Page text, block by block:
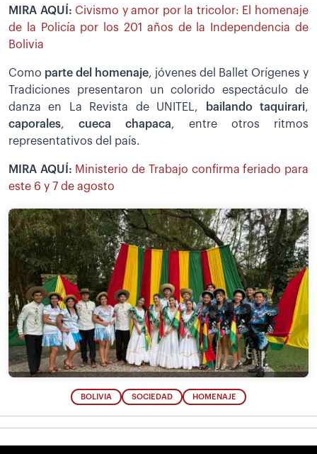
MIRA AQUÍ: Civismo y amor por la tricolor: El homenaje
de la Policía por los 201 años de la Independencia de
Bolivia
Como parte del homenaje, jóvenes del Ballet Orígenes y
Tradiciones presentaron un colorido espectáculo de
danza en La Revista de UNITEL,
bailando taquirari,
caporales, cueca chapaca, entre otros ritmos
representativos del país.
MIRA AQUÍ: Ministerio de Trabajo confirma feriado para
este 6 y 7 de agosto
BOLIVIA SOCIEDAD HOMENAJE